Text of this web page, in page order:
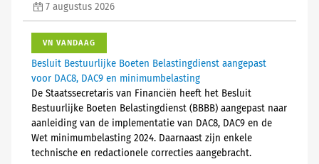
7 augustus 2026
VN VANDAAG
Besluit Bestuurlijke Boeten Belastingdienst aangepast
voor DAC8, DAC9 en minimumbelasting
De Staatssecretaris van Financiën heeft het Besluit
Bestuurlijke Boeten Belastingdienst (BBBB) aangepast naar
aanleiding van de implementatie van DAC8, DAC9 en de
Wet minimumbelasting 2024. Daarnaast zijn enkele
technische en redactionele correcties aangebracht.